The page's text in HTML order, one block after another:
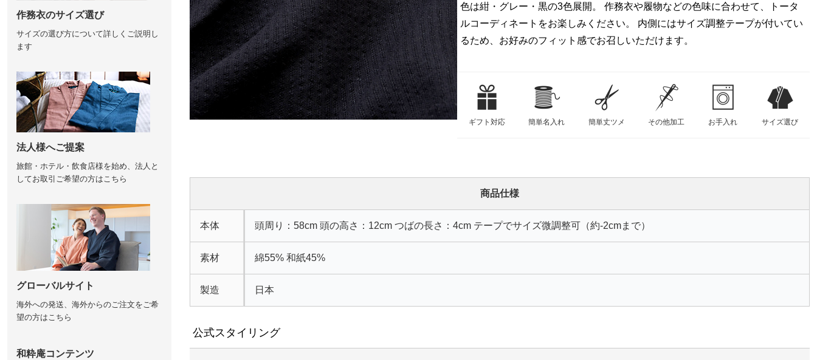
色は紺・グレー・黒の3色展開。 作務衣や履物などの色味に合わせて、トータ
ルコーディネートをお楽しみください。 内側にはサイズ調整テープが付いてい
るため、お好みのフィット感でお召しいただけます。
ギフト対応 簡単名入れ 簡単丈ツメ その他加工 お手入れ サイズ選び
商品仕様
本体 頭周り：58cm 頭の高さ：12cm つばの長さ：4cm テープでサイズ微調整可（約-2cmまで）
素材 綿55% 和紙45%
製造 日本
公式スタイリング
作務衣のサイズ選び
サイズの選び方について詳しくご説明し
ます
法人様へご提案
旅館・ホテル・飲食店様を始め、法人と
してお取引ご希望の方はこちら
グローバルサイト
海外への発送、海外からのご注文をご希
望の方はこちら
和粋庵コンテンツ